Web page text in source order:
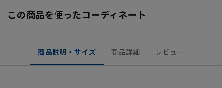
この商品を使ったコーディネート
商品説明・サイズ 商品詳細 レビュー